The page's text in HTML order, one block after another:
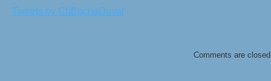
Comments are
Tweets by ChEocheDuval